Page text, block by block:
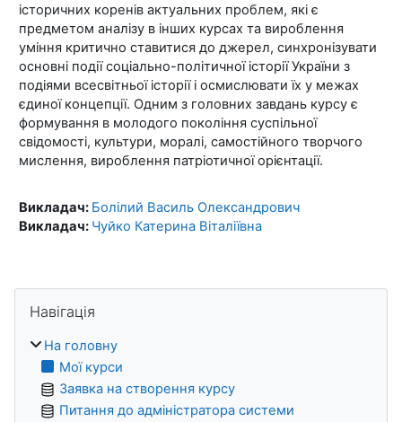
історичних коренів актуальних проблем, які є
предметом аналізу в інших курсах та вироблення
уміння критично ставитися до джерел, синхронізувати
основні події соціально-політичної історії України з
подіями всесвітньої історії і осмислювати їх у межах
єдиної концепції. Одним з головних завдань курсу є
формування в молодого покоління суспільної
свідомості, культури, моралі, самостійного творчого
мислення, вироблення патріотичної орієнтації.
Викладач: Болілий Василь Олександрович
Викладач: Чуйко Катерина Віталіївна
Блоки
Навігація
На головну
Мої курси
Заявка на створення курсу
Питання до адміністратора системи